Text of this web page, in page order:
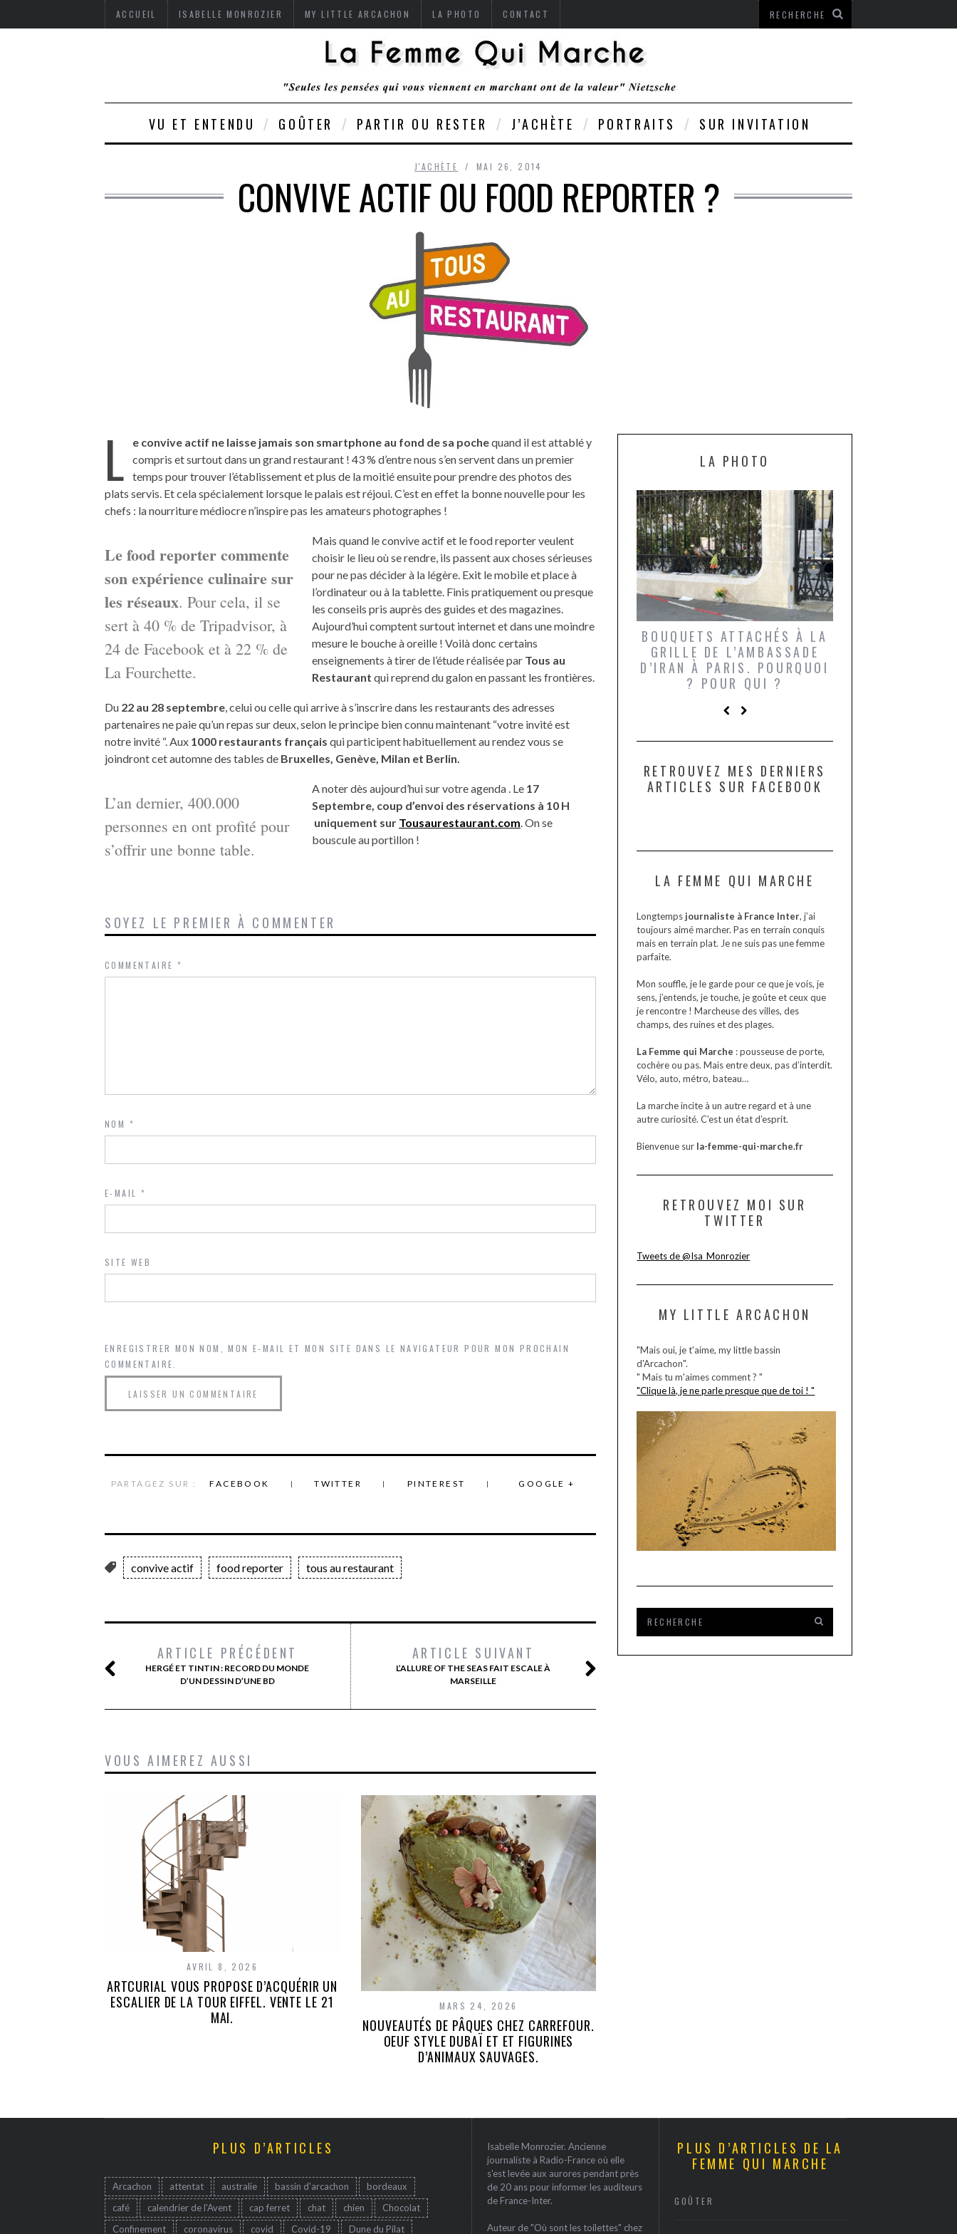
ACCUEIL ISABELLE MONROZIER MY LITTLE ARCACHON LA PHOTO CONTACT
VU ET ENTENDU GOÛTER PARTIR OU RESTER J’ACHÈTE PORTRAITS SUR INVITATION
J'ACHÈTE MAI 26, 2014
CONVIVE ACTIF OU FOOD REPORTER ?
L e convive actif ne laisse jamais son smartphone au fond de sa pochequand il est attablé y
compris et surtout dans un grand restaurant ! 43 % d’entre nous s’en servent dans un premier
temps pour trouver l’établissement et plus de la moitié ensuite pour prendre des photos des
plats servis. Et cela spécialement lorsque le palais est réjoui. C’est en effet la bonne nouvelle pour les
chefs : la nourriture médiocre n’inspire pas les amateurs photographes !
Le food reporter commente
son expérience culinaire sur
les réseaux. Pour cela, il se
sert à 40 % de Tripadvisor, à
24 de Facebook et à 22 % de
La Fourchette.
Mais quand le convive actif et le food reporter veulent
choisir le lieu où se rendre, ils passent aux choses sérieuses
pour ne pas décider à la légère. Exit le mobile et place à
l’ordinateur ou à la tablette. Finis pratiquement ou presque
les conseils pris auprès des guides et des magazines.
Aujourd’hui comptent surtout internet et dans une moindre
mesure le bouche à oreille ! Voilà donc certains
enseignements à tirer de l’étude réalisée par Tous au
Restaurant qui reprend du galon en passant les frontières.
Du 22 au 28 septembre, celui ou celle qui arrive à s’inscrire dans les restaurants des adresses
partenaires ne paie qu’un repas sur deux, selon le principe bien connu maintenant “votre invité est
notre invité “. Aux 1000 restaurants français qui participent habituellement au rendez vous se
joindront cet automne des tables de Bruxelles, Genève, Milan et Berlin.
L’an dernier, 400.000
personnes en ont profité pour
s’offrir une bonne table.
A noter dès aujourd’hui sur votre agenda . Le 17
Septembre, coup d’envoi des réservations à 10 H
uniquement sur Tousaurestaurant.com. On se
bouscule au portillon !
SOYEZ LE PREMIER À COMMENTER
COMMENTAIRE *
NOM *
E-MAIL *
SITE WEB
ENREGISTRER MON NOM, MON E-MAIL ET MON SITE DANS LE NAVIGATEUR POUR MON PROCHAIN
COMMENTAIRE.
PARTAGEZ SUR : FACEBOOK TWITTER PINTEREST GOOGLE +
convive actif food reporter tous au restaurant
ARTICLE PRÉCÉDENT
HERGÉ ET TINTIN : RECORD DU MONDE
D’UN DESSIN D’UNE BD
ARTICLE SUIVANT
L’ALLURE OF THE SEAS FAIT ESCALE À
MARSEILLE
VOUS AIMEREZ AUSSI
AVRIL 8, 2026
ARTCURIAL VOUS PROPOSE D’ACQUÉRIR UN
ESCALIER DE LA TOUR EIFFEL. VENTE LE 21
MAI.
MARS 24, 2026
NOUVEAUTÉS DE PÂQUES CHEZ CARREFOUR.
OEUF STYLE DUBAÏ ET ET FIGURINES
D’ANIMAUX SAUVAGES.
LA PHOTO
UNE MOUETTE SUR LA TÊTE
DE LA VIERGE À BIARRITZ.
BOUQUETS ATTACHÉS À LA
GRILLE DE L’AMBASSADE
D’IRAN À PARIS. POURQUOI
? POUR QUI ?
RETROUVEZ MES DERNIERS
ARTICLES SUR FACEBOOK
LA FEMME QUI MARCHE
Longtemps journaliste à France Inter, j’ai
toujours aimé marcher. Pas en terrain conquis
mais en terrain plat. Je ne suis pas une femme
parfaite.
Mon souffle, je le garde pour ce que je vois, je
sens, j’entends, je touche, je goûte et ceux que
je rencontre ! Marcheuse des villes, des
champs, des ruines et des plages.
La Femme qui Marche : pousseuse de porte,
cochère ou pas. Mais entre deux, pas d’interdit.
Vélo, auto, métro, bateau…
La marche incite à un autre regard et à une
autre curiosité. C’est un état d’esprit.
Bienvenue sur la-femme-qui-marche.fr
RETROUVEZ MOI SUR
TWITTER
Tweets de @Isa_Monrozier
MY LITTLE ARCACHON
"Mais oui, je t'aime, my little bassin
d'Arcachon".
" Mais tu m'aimes comment ? "
"Clique là, je ne parle presque que de toi ! "
PLUS D’ARTICLES
Arcachon attentat australie bassin d'arcachon
bordeaux
café
calendrier de l'Avent cap ferret chat chien
Chocolat
Confinement
coronavirus covid Covid-19 Dune du Pilat
Isabelle Monrozier. Ancienne
journaliste à Radio-France où elle
s'est levée aux aurores pendant près
de 20 ans pour informer les auditeurs
de France-Inter.
Auteur de "Où sont les toilettes" chez
PLUS D’ARTICLES DE LA
FEMME QUI MARCHE
GOÛTER